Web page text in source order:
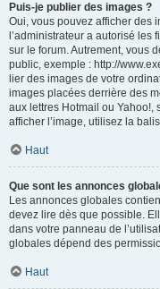
Puis-je publier des images ?
Oui, vous pouvez afficher des
l’administrateur a autorisé
sur le forum. Autrement, vous
public, exemple : http://
lier des images de votre
images placées derrière des
aux lettres Hotmail ou Yahoo!,
afficher l’image, utilisez la
Haut
Que sont les annonces
Les annonces globales
devez lire dès que possible.
dans votre panneau de
globales dépend des
Haut